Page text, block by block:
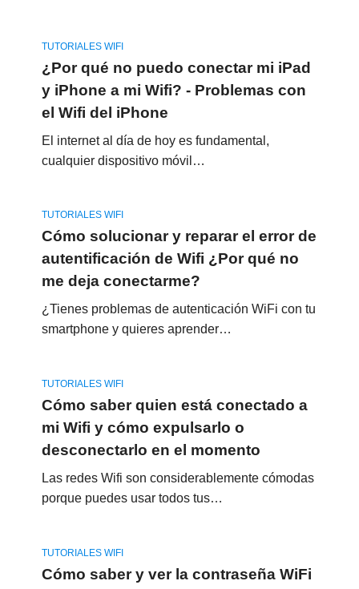
TUTORIALES WIFI
¿Por qué no puedo conectar mi iPad
y iPhone a mi Wifi? - Problemas con
el Wifi del iPhone
El internet al día de hoy es fundamental,
cualquier dispositivo móvil…
TUTORIALES WIFI
Cómo solucionar y reparar el error de
autentificación de Wifi ¿Por qué no
me deja conectarme?
¿Tienes problemas de autenticación WiFi con tu
smartphone y quieres aprender…
TUTORIALES WIFI
Cómo saber quien está conectado a
mi Wifi y cómo expulsarlo o
desconectarlo en el momento
Las redes Wifi son considerablemente cómodas
porque puedes usar todos tus…
TUTORIALES WIFI
Cómo saber y ver la contraseña WiFi